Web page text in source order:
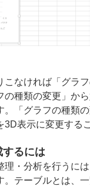
こなければ「グラ
の種類の変更」か
。「グラフの種類
表示に変更する
るには
理・分析を行うに
。テーブルとは、